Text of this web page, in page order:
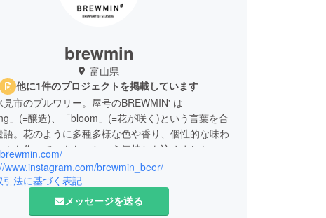
brewmin
富山県
他に1件のプロジェクトを掲載しています
見市のブルワリー。屋号のBREWMIN' は
」(=醸造)、「bloom」(=花が咲く)という言葉を合
語。花のように多種多様な色や香り、個性的な味わ
を作っていきたいという気持ちを込めました。
り醸造を開始し、2022年に工場を拡張＆移転。現
ル製造にチャレンジ中。直営店の「Beer Cafe ブ
」「BREWMIN'総曲輪」でBREWMIN'のビールをお
ただけます。
www.instagram.com/brewmin_beer/
引法に基づく表記
メッセージを送る